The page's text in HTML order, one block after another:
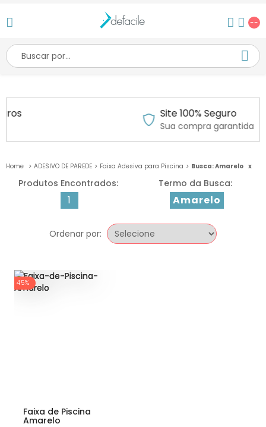
--
até 6x sem juros Site
Sua
ADESIVO DE PAREDE Faixa Adesiva para Piscina Busca: Amarelo x
1 Amarelo
Ordenar por:
45%
Faixa de Piscina
Amarelo